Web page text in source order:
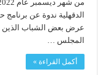
الدقهلية ندوة عن برنامج
عرض بعض الشباب الذين
المجلس …
أكمل القراءة »